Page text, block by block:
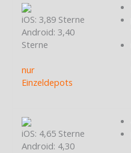
iOS: 3,89 Sterne
Android: 3,40
Sterne
nur
Einzeldepots
iOS: 4,65 Sterne
Android: 4,30